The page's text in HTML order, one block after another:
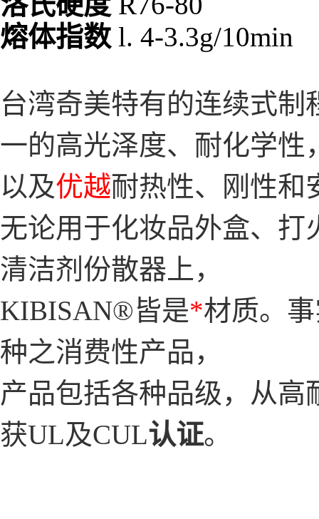
熔体指数 l. 4-3.3g/10min
台湾奇美特有的连续式
一的高光泽度、耐化学性
以及优越耐热性、刚性和
无论用于化妆品外盒、
清洁剂份散器上，
KIBISAN®皆是*材质。
种之消费性产品，
产品包括各种品级，从
获UL及CUL认证。